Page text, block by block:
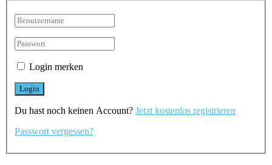
Login merken
Du hast noch keinen Account? Jetzt kostenlos registrieren
Passwort vergessen?